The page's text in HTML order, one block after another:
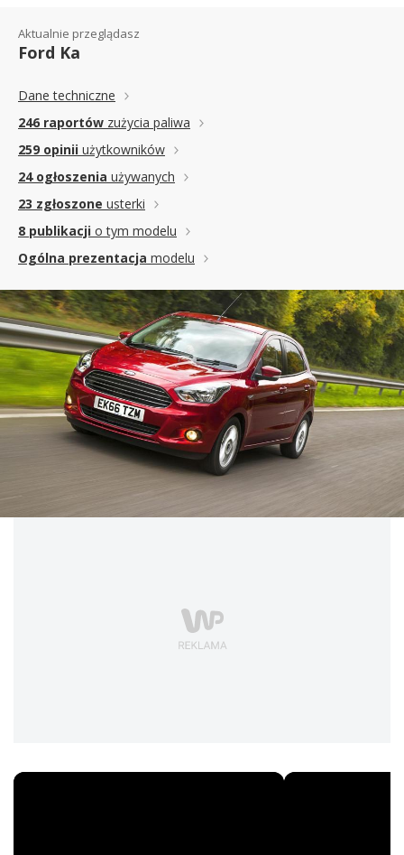
Aktualnie przeglądasz
Ford Ka
Dane techniczne
246 raportów zużycia paliwa
259 opinii użytkowników
24 ogłoszenia używanych
23 zgłoszone usterki
8 publikacji o tym modelu
Ogólna prezentacja modelu